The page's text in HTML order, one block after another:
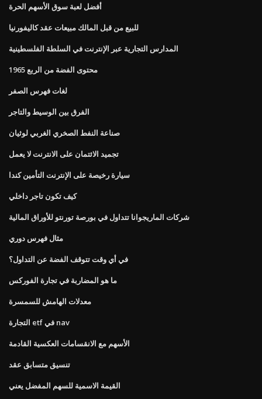
أفضل لعبة سوق الأسهم الحرة
للبيع من قبل المالك مبيعات عقد كاليفورنيا
المدارس التجارية عبر الإنترنت في السلطة الفلسطينية
محتوى الفضة من الربع 1965
لغات فهرس الصفر
الفرق بين الوسيط والتاجر
صناعة النفط الصخري الغربي لوثيان
تجميد الائتمان على الانترنت لا يعمل
سيارة رخيصة على الإنترنت التأمين كندا
كيف تكون تاجر داخلي
شركات الماريجوانا تتداول في بورصة تورنتو للأوراق المالية
مثال فهرس دوري
في أي وقت تتوقف الفضة عن التداول؟
ما هو المضاربة في تجارة الفوركس
معدلات الهامش للسمسرة
التجارة etf في nav
الأسهم مع الانقسامات العكسية القادمة
تنسيق متسابق عقد
القيمة الاسمية للسهم المفضل يعني